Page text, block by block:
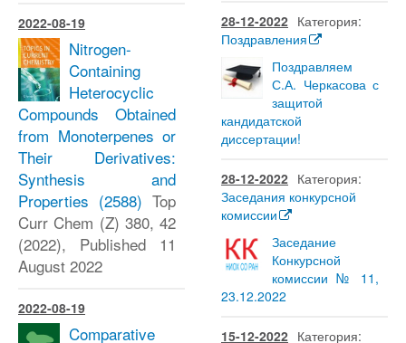
2022-08-19
Nitrogen-
Containing
Heterocyclic
Compounds Obtained
from Monoterpenes or
Their Derivatives:
Synthesis and
Properties (2588) Top
Curr Chem (Z) 380, 42
(2022), Published 11
August 2022
2022-08-19
Comparative
28-12-2022 Категория:
Поздравления
Поздравляем
С.А. Черкасова с
защитой
кандидатской
диссертации!
28-12-2022 Категория:
Заседания конкурсной
комиссии
Заседание
Конкурсной
комиссии № 11,
23.12.2022
15-12-2022 Категория: